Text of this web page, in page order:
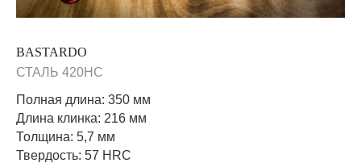
BASTARDO
СТАЛЬ 420HC
Полная длина: 350 мм
Длина клинка: 216 мм
Толщина: 5,7 мм
Твердость: 57 HRC